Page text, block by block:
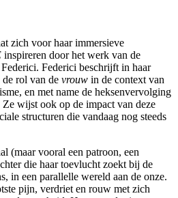
zich voor haar immersieve
inspireren door het werk van de
Federici beschrijft in haar
de rol van de vrouw in de context van
en met name de heksenvervolging
wijst ook op de impact van deze
structuren die vandaag nog steeds
(maar vooral een patroon, een
die haar toevlucht zoekt bij de
in een parallelle wereld aan de onze.
pijn, verdriet en rouw met zich